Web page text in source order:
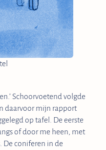
Schoorvoetend volgde
daarvoor mijn rapport
op tafel. De eerste
of door me heen, met
De coniferen in de